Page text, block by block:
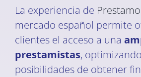
La experiencia de
mercado español permite
clientes el acceso a una
prestamistas,
posibilidades de obtener